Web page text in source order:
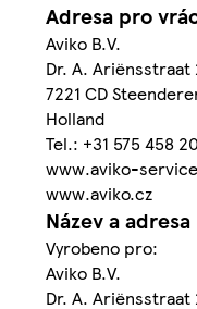
Adresa pro
Aviko B.V.
Dr. A. Ariënsstraat
7221 CD
Holland
Tel.: +31 575 458
www.aviko-
www.aviko.cz
Název a adresa
Vyrobeno pro:
Aviko B.V.
Dr. A. Ariënsstraat